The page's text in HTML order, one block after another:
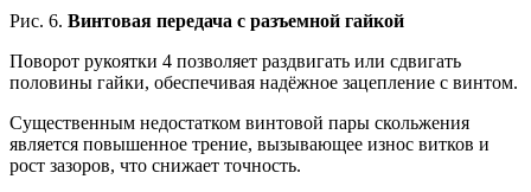
Рис. 6. Винтовая передача с разъемной гайкой
Поворот рукоятки 4 позволяет раздвигать или сдвигать
половины гайки, обеспечивая надёжное зацепление с винтом.
Существенным недостатком винтовой пары скольжения
является повышенное трение, вызывающее износ витков и
рост зазоров, что снижает точность.